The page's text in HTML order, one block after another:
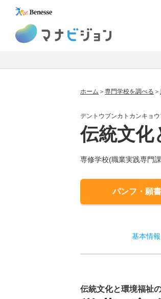
ホーム 専門学校を調べる
デントウブンカトカンキョ
伝統文化
専修学校(職業実践専門
パンフ・願
基本情報
伝統文化と環境福祉